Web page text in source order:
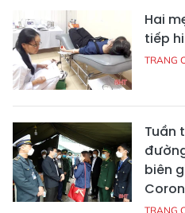
Hai
tiếp
TRANG
Tuần
biên
TRANG